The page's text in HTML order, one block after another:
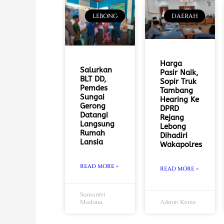
LEBONG
Salurkan
BLT DD,
Pemdes
Sungai
Gerong
Datangi
Langsung
Rumah
Lansia
READ MORE »
Sumantri
Madona
DAERAH
Harga
Pasir Naik,
Sopir Truk
Tambang
Hearing Ke
DPRD
Rejang
Lebong
Dihadiri
Wakapolres
READ MORE »
Admin Keme